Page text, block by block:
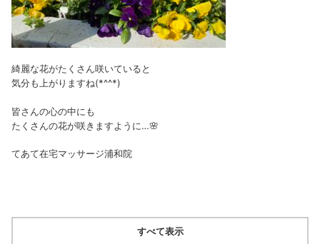
綺麗な花がたくさん咲いていると
気分も上がりますね(*^^*)
皆さんの心の中にも
たくさんの花が咲きますように…🌸
てあて在宅マッサージ浦和院
すべて表示